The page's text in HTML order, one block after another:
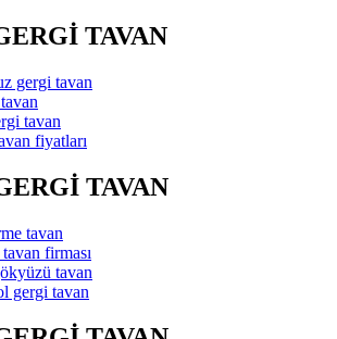
TAVAN
gergi tavan
tavan
fiyatları
TAVAN
tavan
firması
tavan
gergi tavan